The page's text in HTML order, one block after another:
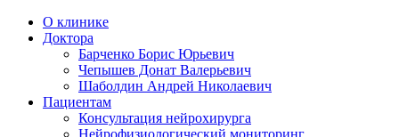
О клинике
Доктора
Барченко Борис Юрьевич
Чепышев Донат Валерьевич
Шаболдин Андрей Николаевич
Пациентам
Консультация нейрохирурга
Нейрофизиологический мониторинг